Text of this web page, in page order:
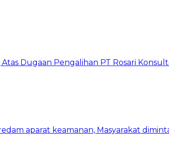
Atas Dugaan Pengalihan PT Rosari
aparat keamanan, Masyarakat